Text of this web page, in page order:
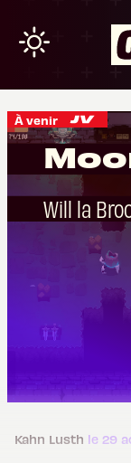
À venir
Will la
Kahn Lusth le 29